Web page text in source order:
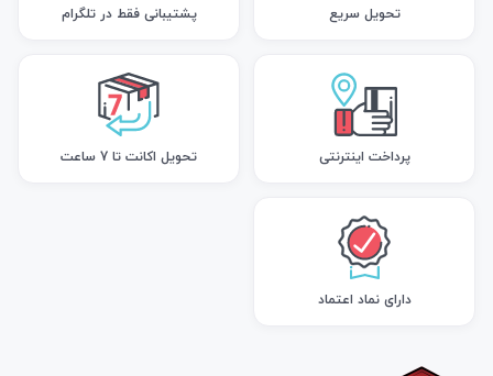
تحویل سریع پشتیبانی فقط در تلگرام
پرداخت اینترنتی تحویل اکانت تا 7 ساعت
دارای نماد اعتماد